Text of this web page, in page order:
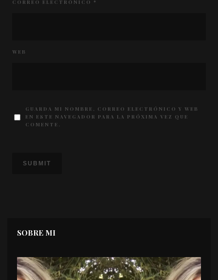
CORREO ELECTRÓNICO *
WEB
GUARDA MI NOMBRE, CORREO ELECTRÓNICO Y WEB
EN ESTE NAVEGADOR PARA LA PRÓXIMA VEZ QUE
COMENTE.
SOBRE MI